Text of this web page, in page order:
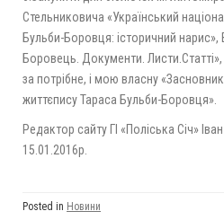
Стельниковича «Український
Бульби-Боровця: історичний нарис»,
Боровець. Документи.
за потрібне, і мою власну
життєпису Тараса Бульби-Боровця».
Редактор сайту ГІ «Поліська Січ»
15.01.2016р.
Posted in Новини